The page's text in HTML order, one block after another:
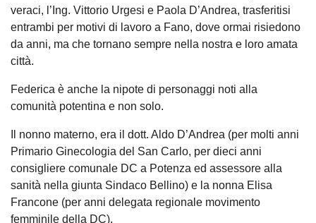
veraci, l’Ing. Vittorio Urgesi e Paola D’Andrea, trasferitisi
entrambi per motivi di lavoro a Fano, dove ormai risiedono
da anni, ma che tornano sempre nella nostra e loro amata
città.
Federica è anche la nipote di personaggi noti alla
comunità potentina e non solo.
Il nonno materno, era il dott. Aldo D’Andrea (per molti anni
Primario Ginecologia del San Carlo, per dieci anni
consigliere comunale DC a Potenza ed assessore alla
sanità nella giunta Sindaco Bellino) e la nonna Elisa
Francone (per anni delegata regionale movimento
femminile della DC).